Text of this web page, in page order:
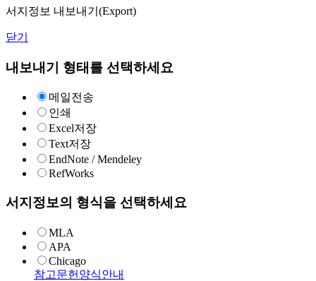
서지정보 내보내기(Export)
닫기
내보내기 형태를 선택하세요
메일전송
인쇄
Excel저장
Text저장
EndNote / Mendeley
RefWorks
서지정보의 형식을 선택하세요
MLA
APA
Chicago
참고문헌양식안내